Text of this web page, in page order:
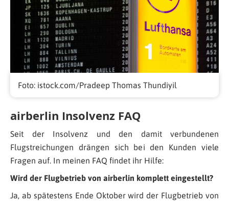
Foto: istock.com/Pradeep Thomas Thundiyil
airberlin Insolvenz FAQ
Seit der Insolvenz und den damit verbundenen
Flugstreichungen drängen sich bei den Kunden viele
Fragen auf. In meinen FAQ findet ihr Hilfe:
Wird der Flugbetrieb von airberlin komplett eingestellt?
Ja, ab spätestens Ende Oktober wird der Flugbetrieb von